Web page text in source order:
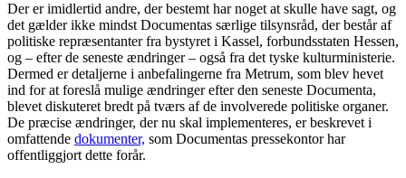
Der er imidlertid andre, der bestemt har noget at skulle have sagt, og
det gælder ikke mindst Documentas særlige tilsynsråd, der består af
politiske repræsentanter fra bystyret i Kassel, forbundsstaten Hessen,
og – efter de seneste ændringer – også fra det tyske kulturministerie.
Dermed er detaljerne i anbefalingerne fra Metrum, som blev hevet
ind for at foreslå mulige ændringer efter den seneste Documenta,
blevet diskuteret bredt på tværs af de involverede politiske organer.
De præcise ændringer, der nu skal implementeres, er beskrevet i
omfattende dokumenter, som Documentas pressekontor har
offentliggjort dette forår.